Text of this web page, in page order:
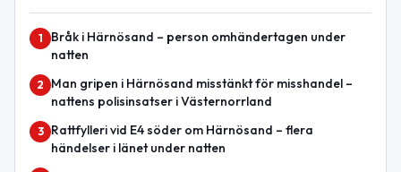
1
Bråk i Härnösand – person omhändertagen under
natten
2
Man gripen i Härnösand misstänkt för misshandel –
nattens polisinsatser i Västernorrland
3
Rattfylleri vid E4 söder om Härnösand – flera
händelser i länet under natten